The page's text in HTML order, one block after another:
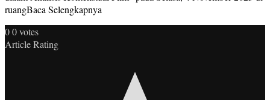
ruangBaca Selengkapnya
00votes
Article Rating